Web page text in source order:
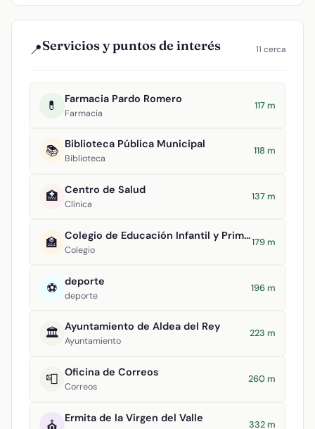
📍Servicios y puntos de interés 11 cerca
💊 Farmacia Pardo Romero
Farmacia
117 m
📚 Biblioteca Pública Municipal
Biblioteca
118 m
🏥 Centro de Salud
Clínica
137 m
🏫 Colegio de Educación Infantil y Primaria Maestro Navas
Colegio
179 m
⚽ deporte
deporte
196 m
🏛️ Ayuntamiento de Aldea del Rey
Ayuntamiento
223 m
📮 Oficina de Correos
Correos
260 m
⛪ Ermita de la Virgen del Valle
332 m